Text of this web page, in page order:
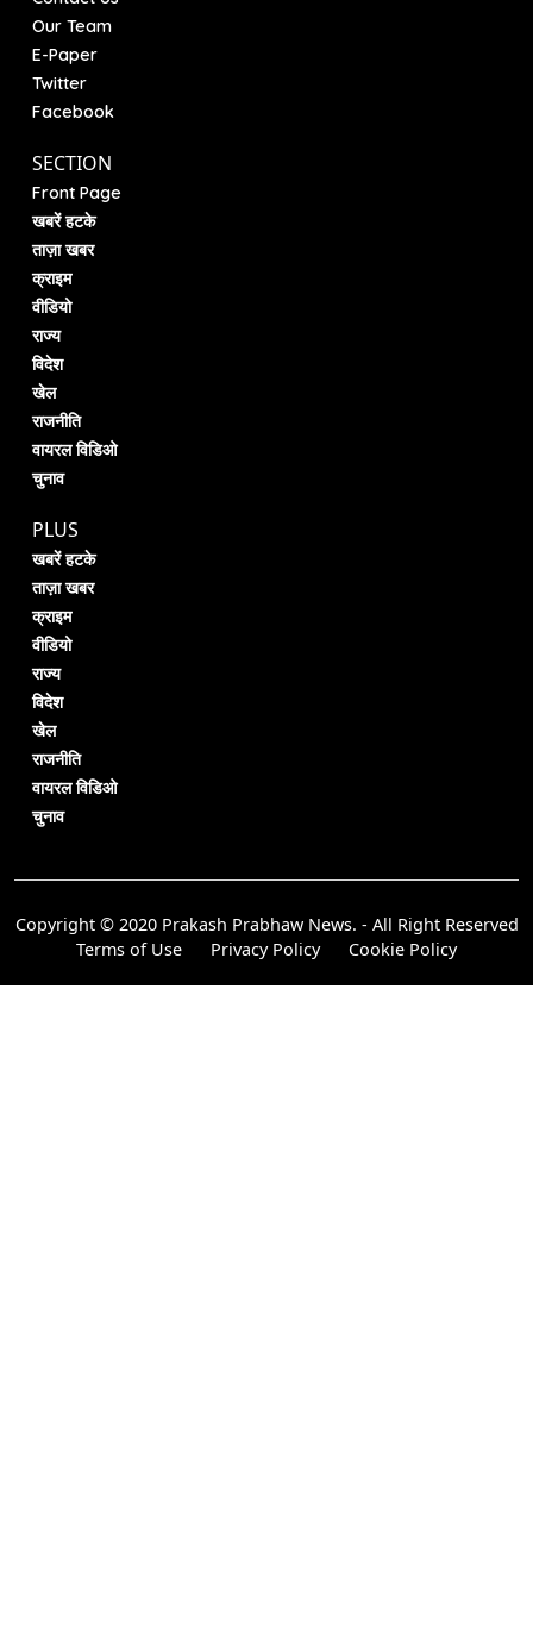
Our Team
E-Paper
Twitter
Facebook
SECTION
Front Page
खबरें हटके
ताज़ा खबर
क्राइम
वीडियो
राज्य
विदेश
खेल
राजनीति
वायरल विडिओ
चुनाव
PLUS
खबरें हटके
ताज़ा खबर
क्राइम
वीडियो
राज्य
विदेश
खेल
राजनीति
वायरल विडिओ
चुनाव
Copyright © 2020 Prakash Prabhaw News. - All Right Reserved
Terms of Use
Privacy Policy Cookie Policy